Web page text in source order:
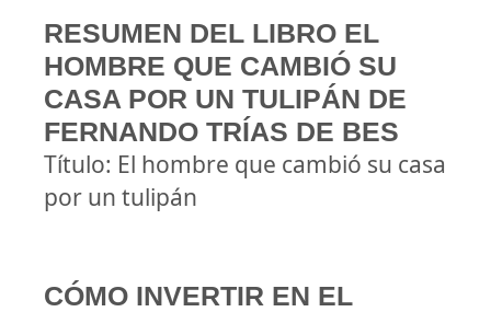
RESUMEN DEL LIBRO EL
HOMBRE QUE CAMBIÓ SU
CASA POR UN TULIPÁN DE
FERNANDO TRÍAS DE BES
Título: El hombre que cambió su casa
por un tulipán
CÓMO INVERTIR EN EL